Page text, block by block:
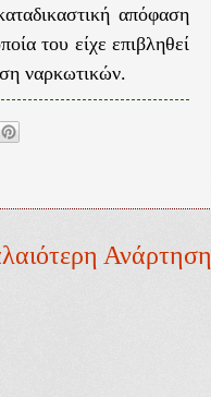
απόφαση
του είχε επιβληθεί
ναρκωτικών.
Ανάρτηση